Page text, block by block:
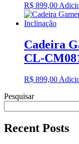
R$ 899,00
Cadeira
CL-
R$ 899,00
Pesquisar
Recent Posts